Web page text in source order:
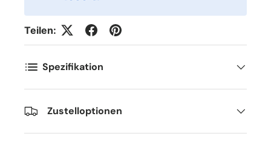
Teilen:
Spezifikation
Zustelloptionen